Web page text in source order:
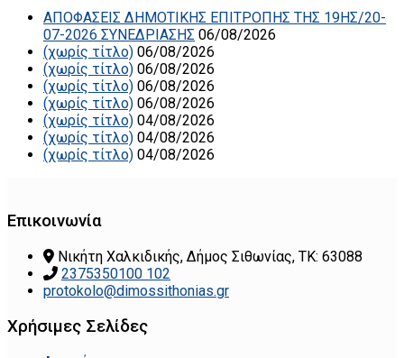
ΑΠΟΦΑΣΕΙΣ ΔΗΜΟΤΙΚΗΣ ΕΠΙΤΡΟΠΗΣ ΤΗΣ 19ΗΣ/20-
07-2026 ΣΥΝΕΔΡΙΑΣΗΣ 06/08/2026
(χωρίς τίτλο) 06/08/2026
(χωρίς τίτλο) 06/08/2026
(χωρίς τίτλο) 06/08/2026
(χωρίς τίτλο) 06/08/2026
(χωρίς τίτλο) 04/08/2026
(χωρίς τίτλο) 04/08/2026
(χωρίς τίτλο) 04/08/2026
Επικοινωνία
Νικήτη Χαλκιδικής, Δήμος Σιθωνίας, ΤΚ: 63088
2375350100 102
protokolo@dimossithonias.gr
Χρήσιμες Σελίδες